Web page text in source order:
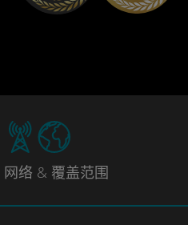
网络 & 覆盖范围